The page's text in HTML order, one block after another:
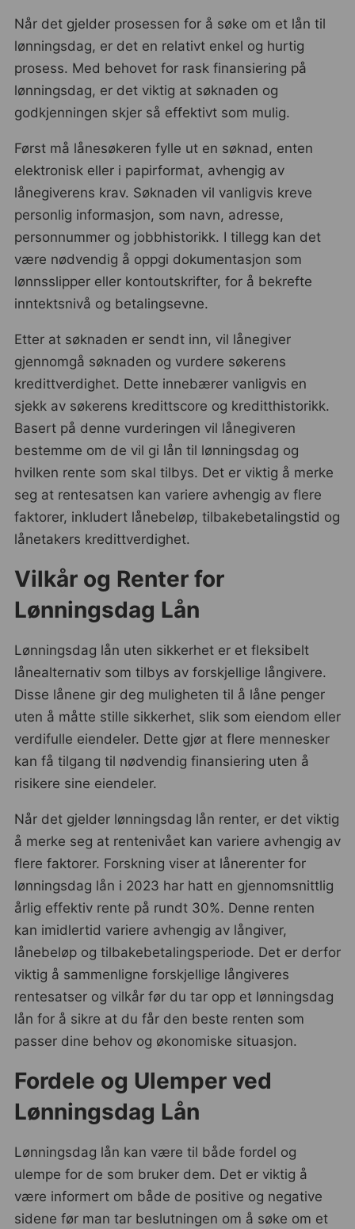
Når det gjelder prosessen for å søke om et lån til
lønningsdag, er det en relativt enkel og hurtig
prosess. Med behovet for rask finansiering på
lønningsdag, er det viktig at søknaden og
godkjenningen skjer så effektivt som mulig.
Først må lånesøkeren fylle ut en søknad, enten
elektronisk eller i papirformat, avhengig av
lånegiverens krav. Søknaden vil vanligvis kreve
personlig informasjon, som navn, adresse,
personnummer og jobbhistorikk. I tillegg kan det
være nødvendig å oppgi dokumentasjon som
lønnsslipper eller kontoutskrifter, for å bekrefte
inntektsnivå og betalingsevne.
Etter at søknaden er sendt inn, vil lånegiver
gjennomgå søknaden og vurdere søkerens
kredittverdighet. Dette innebærer vanligvis en
sjekk av søkerens kredittscore og kreditthistorikk.
Basert på denne vurderingen vil lånegiveren
bestemme om de vil gi lån til lønningsdag og
hvilken rente som skal tilbys. Det er viktig å merke
seg at rentesatsen kan variere avhengig av flere
faktorer, inkludert lånebeløp, tilbakebetalingstid og
lånetakers kredittverdighet.
Vilkår og Renter for
Lønningsdag Lån
Lønningsdag lån uten sikkerhet er et fleksibelt
lånealternativ som tilbys av forskjellige långivere.
Disse lånene gir deg muligheten til å låne penger
uten å måtte stille sikkerhet, slik som eiendom eller
verdifulle eiendeler. Dette gjør at flere mennesker
kan få tilgang til nødvendig finansiering uten å
risikere sine eiendeler.
Når det gjelder lønningsdag lån renter, er det viktig
å merke seg at rentenivået kan variere avhengig av
flere faktorer. Forskning viser at lånerenter for
lønningsdag lån i 2023 har hatt en gjennomsnittlig
årlig effektiv rente på rundt 30%. Denne renten
kan imidlertid variere avhengig av långiver,
lånebeløp og tilbakebetalingsperiode. Det er derfor
viktig å sammenligne forskjellige långiveres
rentesatser og vilkår før du tar opp et lønningsdag
lån for å sikre at du får den beste renten som
passer dine behov og økonomiske situasjon.
Fordele og Ulemper ved
Lønningsdag Lån
Lønningsdag lån kan være til både fordel og
ulempe for de som bruker dem. Det er viktig å
være informert om både de positive og negative
sidene før man tar beslutningen om å søke om et